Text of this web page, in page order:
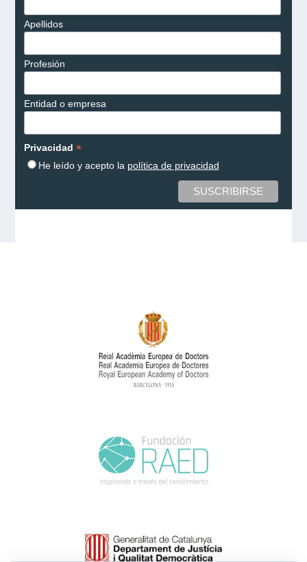
Apellidos
Profesión
Entidad o empresa
Privacidad *
He leído y acepto la política de privacidad